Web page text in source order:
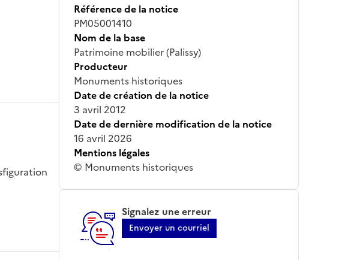
Référence de la notice
PM05001410
Nom de la base
Patrimoine mobilier (Palissy)
Producteur
Monuments historiques
Date de création de la notice
3 avril 2012
Date de dernière modification de la notice
16 avril 2026
Mentions légales
© Monuments historiques
Signalez une erreur
Envoyer un courriel